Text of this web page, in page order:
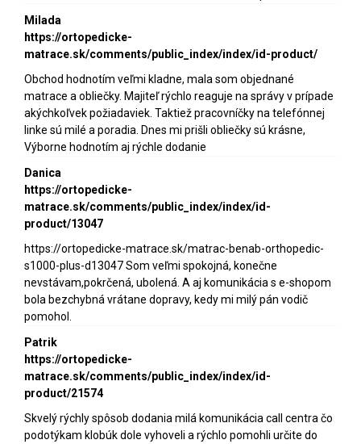
Milada
https://ortopedicke-
matrace.sk/comments/public_index/index/id-product/
Obchod hodnotím veľmi kladne, mala som objednané
matrace a obliečky. Majiteľ rýchlo reaguje na správy v prípade
akýchkoľvek požiadaviek. Taktiež pracovníčky na telefónnej
linke sú milé a poradia. Dnes mi prišli obliečky sú krásne,
Výborne hodnotím aj rýchle dodanie
Danica
https://ortopedicke-
matrace.sk/comments/public_index/index/id-
product/13047
https://ortopedicke-matrace.sk/matrac-benab-orthopedic-
s1000-plus-d13047 Som veľmi spokojná, konečne
nevstávam,pokrčená, ubolená. A aj komunikácia s e-shopom
bola bezchybná vrátane dopravy, kedy mi milý pán vodič
pomohol.
Patrik
https://ortopedicke-
matrace.sk/comments/public_index/index/id-
product/21574
Skvelý rýchly spôsob dodania milá komunikácia call centra čo
podotýkam klobúk dole vyhoveli a rýchlo pomohli určite do